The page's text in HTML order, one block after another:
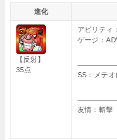
進化
【反射】
35点
アビリティ
ゲージ：
SS：メテ
友情：斬撃